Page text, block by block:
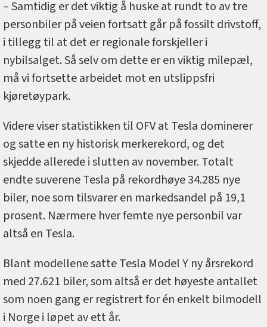
– Samtidig er det viktig å huske at rundt to av tre
personbiler på veien fortsatt går på fossilt drivstoff,
i tillegg til at det er regionale forskjeller i
nybilsalget. Så selv om dette er en viktig milepæl,
må vi fortsette arbeidet mot en utslippsfri
kjøretøypark.
Videre viser statistikken til OFV at Tesla dominerer
og satte en ny historisk merkerekord, og det
skjedde allerede i slutten av november. Totalt
endte suverene Tesla på rekordhøye 34.285 nye
biler, noe som tilsvarer en markedsandel på 19,1
prosent. Nærmere hver femte nye personbil var
altså en Tesla.
Blant modellene satte Tesla Model Y ny årsrekord
med 27.621 biler, som altså er det høyeste antallet
som noen gang er registrert for én enkelt bilmodell
i Norge i løpet av ett år.